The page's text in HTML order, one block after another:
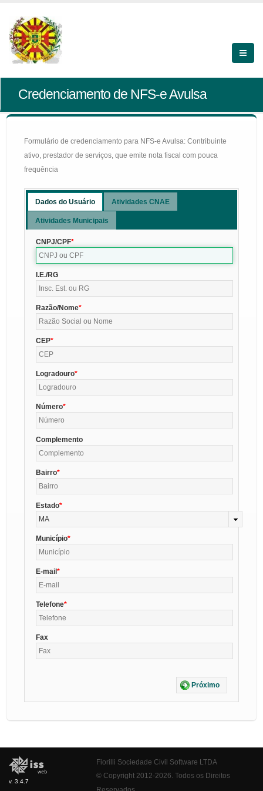
Credenciamento de NFS-e Avulsa
Formulário de credenciamento para NFS-e Avulsa: Contribuinte
ativo, prestador de serviços, que emite nota fiscal com pouca
frequência
Dados do Usuário Atividades CNAE
Atividades Municipais
CNPJ/CPF
I.E./RG
Razão/Nome
CEP
Logradouro
Número
Complemento
Bairro
Estado
MA
Município
E-mail
Telefone
Fax
Próximo
v. 3.4.7
Fiorilli Sociedade Civil Software LTDA
© Copyright 2012-2026. Todos os Direitos